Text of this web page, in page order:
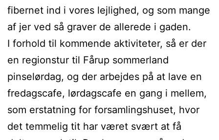
fibernet ind i vores lejlighed, og som mange
af jer ved så graver de allerede i gaden.
I forhold til kommende aktiviteter, så er der
en regionstur til Fårup sommerland
pinselørdag, og der arbejdes på at lave en
fredagscafe, lørdagscafe en gang i mellem,
som erstatning for forsamlingshuset, hvor
det temmelig tit har været svært at få